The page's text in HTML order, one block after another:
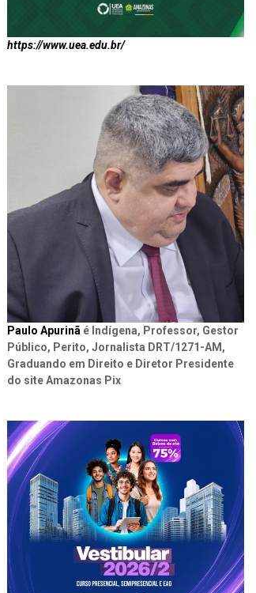
https://www.uea.edu.br/
Paulo Apurinã é Indígena, Professor, Gestor
Público, Perito, Jornalista DRT/1271-AM,
Graduando em Direito e Diretor Presidente
do site Amazonas Pix